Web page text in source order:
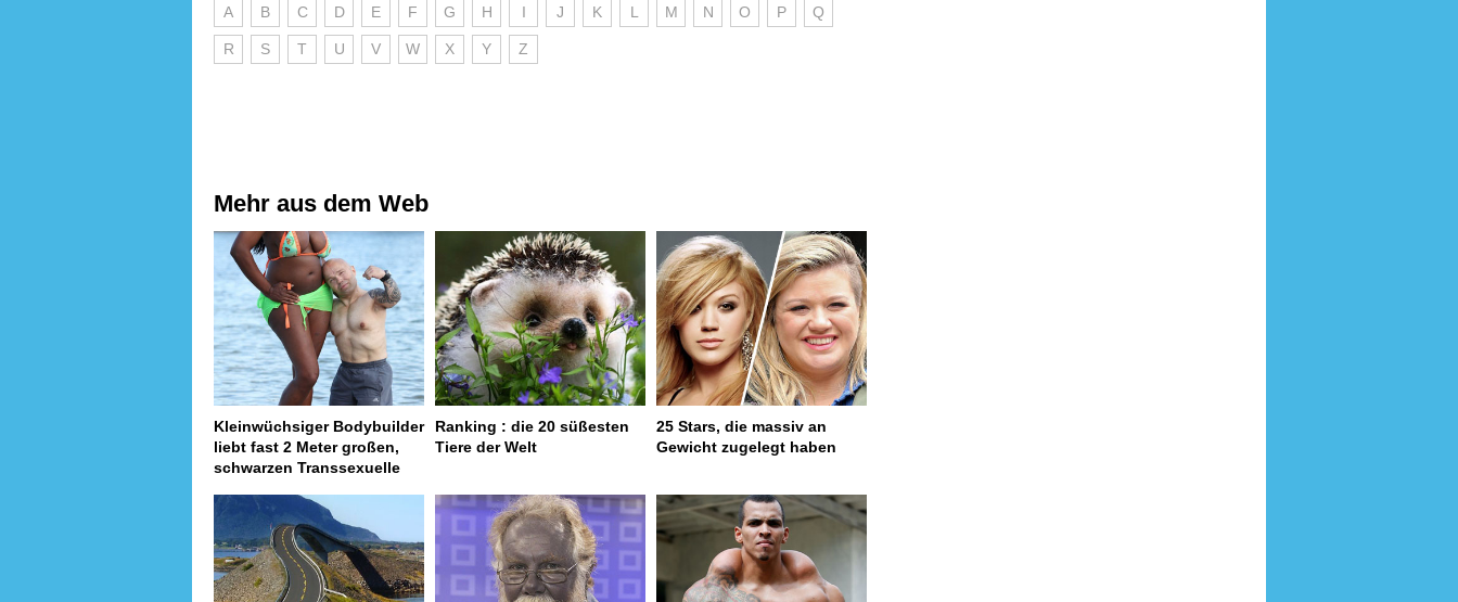
A B C D E F G H I J K L M N O P Q
R S T U V W X Y Z
Mehr aus dem Web
Kleinwüchsiger Bodybuilder
liebt fast 2 Meter großen,
schwarzen Transsexuelle
Ranking : die 20 süßesten
Tiere der Welt
25 Stars, die massiv an
Gewicht zugelegt haben